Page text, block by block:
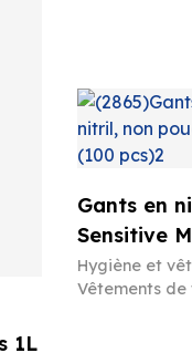
1L
Gants en
Sensitive M
Hygiène et
Vêtements